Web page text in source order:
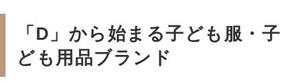
「D」から始まる子ども服・子
ども用品ブランド